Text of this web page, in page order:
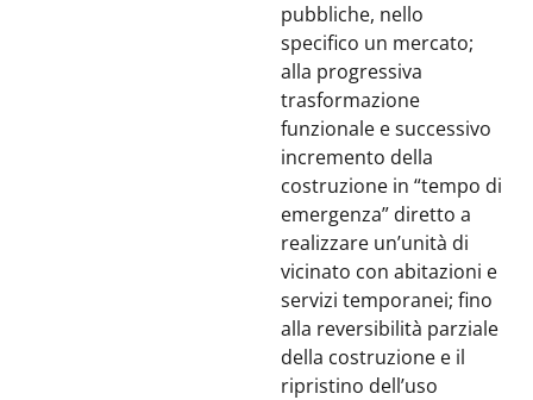
pubbliche, nello
specifico un mercato;
alla progressiva
trasformazione
funzionale e successivo
incremento della
costruzione in “tempo di
emergenza” diretto a
realizzare un’unità di
vicinato con abitazioni e
servizi temporanei; fino
alla reversibilità parziale
della costruzione e il
ripristino dell’uso